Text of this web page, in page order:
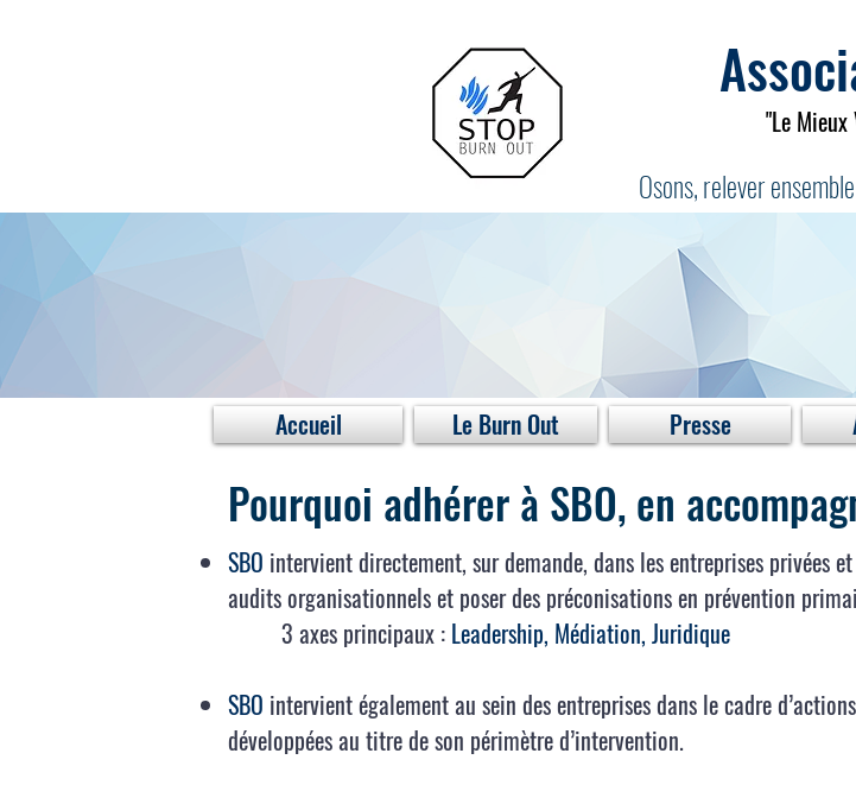
Osons, relever
"Le
Accueil Le Burn Out Presse
Pourquoi adhérer à SBO, en
SBO intervient directement, sur demande, dans les entreprises privées
audits organisationnels et poser des préconisations en prévention
3 axes principaux : Leadership, Médiation, Juridique
SBO intervient également au sein des entreprises dans le cadre
développées au titre de son périmètre d’intervention.